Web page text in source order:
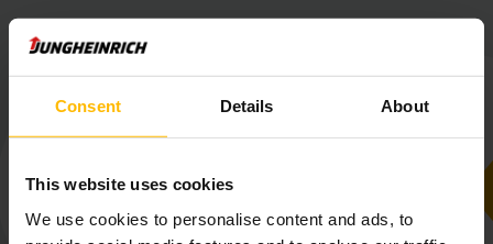
Consent Details About
This website uses cookies
We use cookies to personalise content and ads, to